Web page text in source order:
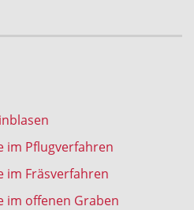
im Pflugverfahren
im Fräsverfahren
im offenen Graben